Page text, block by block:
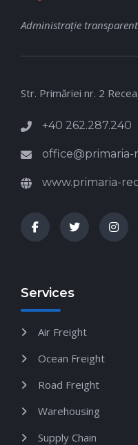
Administraţie
Str. Primăriei nr. 2
+40 262.287.240
office@primaria-
www.primaria-
Services
Air Freight
Ocean Freight
Road Freight
Warehousing
Supply Chain